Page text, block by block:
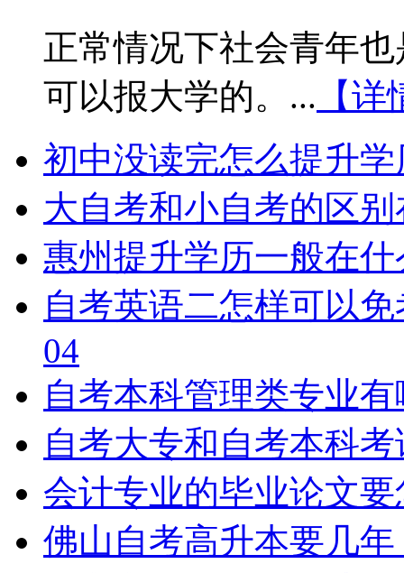
正常情况下社会青年
可以报大学的。... 【
初中没读完怎么提升学
大自考和小自考的区
惠州提升学历一般在
自考英语二怎样可以
04
自考本科管理类专业
自考大专和自考本科
会计专业的毕业论文
佛山自考高升本要几年